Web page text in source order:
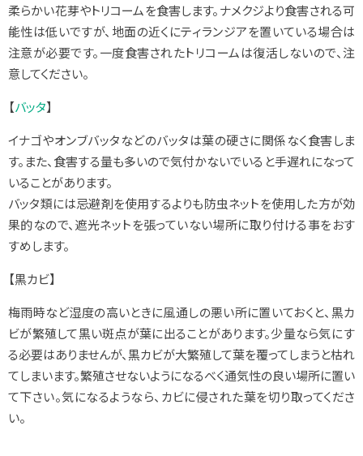
柔らかい花芽やトリコームを食害します。ナメクジより食害される可
能性は低いですが、地面の近くにティランジアを置いている場合は
注意が必要です。一度食害されたトリコームは復活しないので、注
意してください。
【バッタ】
イナゴやオンブバッタなどのバッタは葉の硬さに関係なく食害しま
す。また、食害する量も多いので気付かないでいると手遅れになって
いることがあります。
バッタ類には忌避剤を使用するよりも防虫ネットを使用した方が効
果的なので、遮光ネットを張っていない場所に取り付ける事をおす
すめします。
【黒カビ】
梅雨時など湿度の高いときに風通しの悪い所に置いておくと、黒カ
ビが繁殖して黒い斑点が葉に出ることがあります。少量なら気にす
る必要はありませんが、黒カビが大繁殖して葉を覆ってしまうと枯れ
てしまいます。繁殖させないようになるべく通気性の良い場所に置い
て下さい。気になるようなら、カビに侵された葉を切り取ってくださ
い。